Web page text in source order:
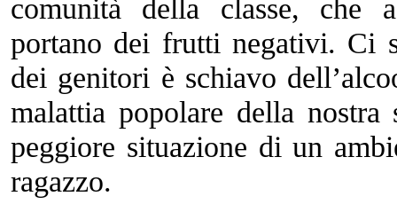
comunità della classe, che
portano dei frutti negativi. Ci
dei genitori è schiavo
malattia popolare della nostra
peggiore situazione di un
ragazzo.